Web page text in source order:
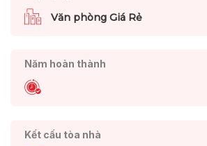
Văn phòng Giá Rẻ
Năm hoàn thành
Kết cấu tòa nhà